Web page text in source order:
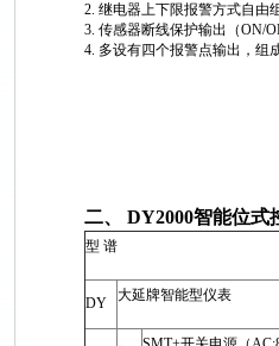
2. 继电器上下限报警方式自由
3. 传感器断线保护输出（ON/
4. 多设有四个报警点输出，组
二、 DY2000智能位式
型 谱
DY 大延牌智能型仪表